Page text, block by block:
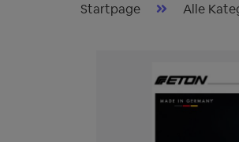
Startpage Alle